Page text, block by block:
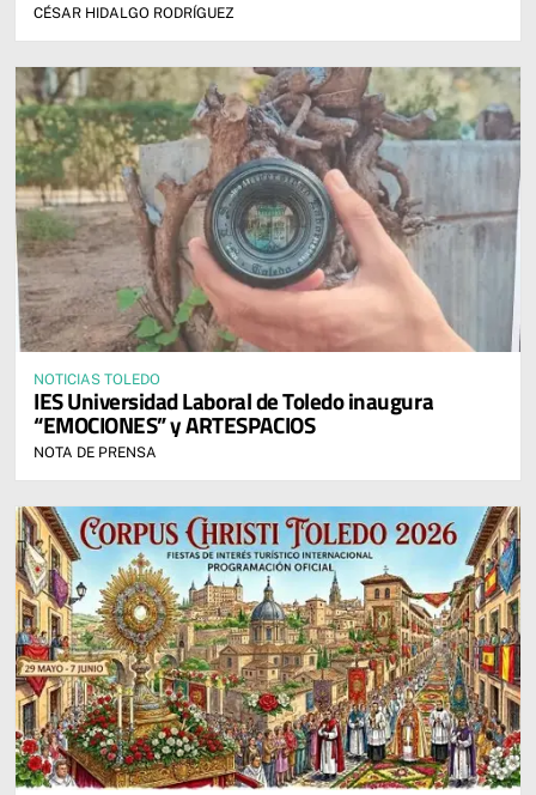
CÉSAR HIDALGO RODRÍGUEZ
NOTICIAS TOLEDO
IES Universidad Laboral de Toledo inaugura
“EMOCIONES” y ARTESPACIOS
NOTA DE PRENSA